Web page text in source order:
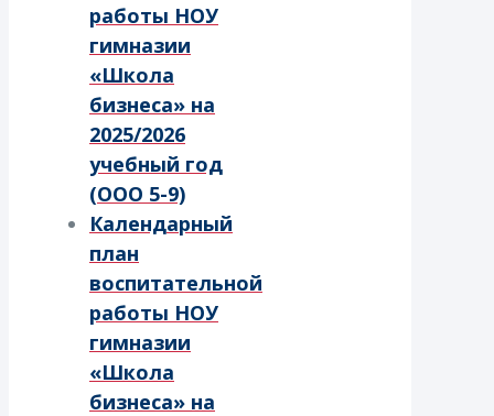
работы НОУ
гимназии
«Школа
бизнеса» на
2025/2026
учебный год
(ООО 5-9)
Календарный
план
воспитательной
работы НОУ
гимназии
«Школа
бизнеса» на